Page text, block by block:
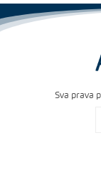
Sva prava